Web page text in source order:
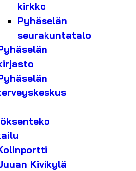
kirkko
Pyhäselän
seurakuntatalo
Kivikylä